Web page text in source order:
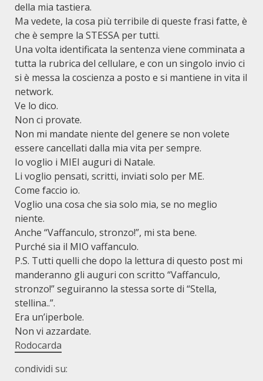
della mia tastiera.
Ma vedete, la cosa più terribile di queste frasi fatte, è
che è sempre la STESSA per tutti.
Una volta identificata la sentenza viene comminata a
tutta la rubrica del cellulare, e con un singolo invio ci
si è messa la coscienza a posto e si mantiene in vita il
network.
Ve lo dico.
Non ci provate.
Non mi mandate niente del genere se non volete
essere cancellati dalla mia vita per sempre.
Io voglio i MIEI auguri di Natale.
Li voglio pensati, scritti, inviati solo per ME.
Come faccio io.
Voglio una cosa che sia solo mia, se no meglio
niente.
Anche “Vaffanculo, stronzo!”, mi sta bene.
Purché sia il MIO vaffanculo.
P.S. Tutti quelli che dopo la lettura di questo post mi
manderanno gli auguri con scritto “Vaffanculo,
stronzo!” seguiranno la stessa sorte di “Stella,
stellina..”.
Era un’iperbole.
Non vi azzardate.
Rodocarda
condividi su: